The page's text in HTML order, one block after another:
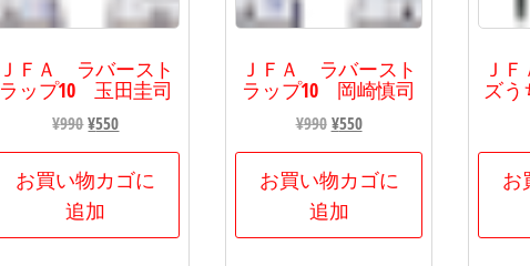
ＪＦＡ ラバースト
ラップ10 玉田圭司
¥990元
の
価
格
¥550現
在
の
お買い物カゴに
追加
ＪＦＡ ラバースト
ラップ10 岡崎慎司
¥990 元
の
価
格
¥550現
在
の
お買い物カゴに
追加
Ｊ
ズ
お